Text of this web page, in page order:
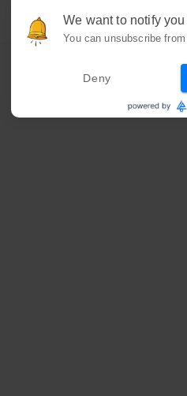
We want to notify
You can unsubscribe
Deny